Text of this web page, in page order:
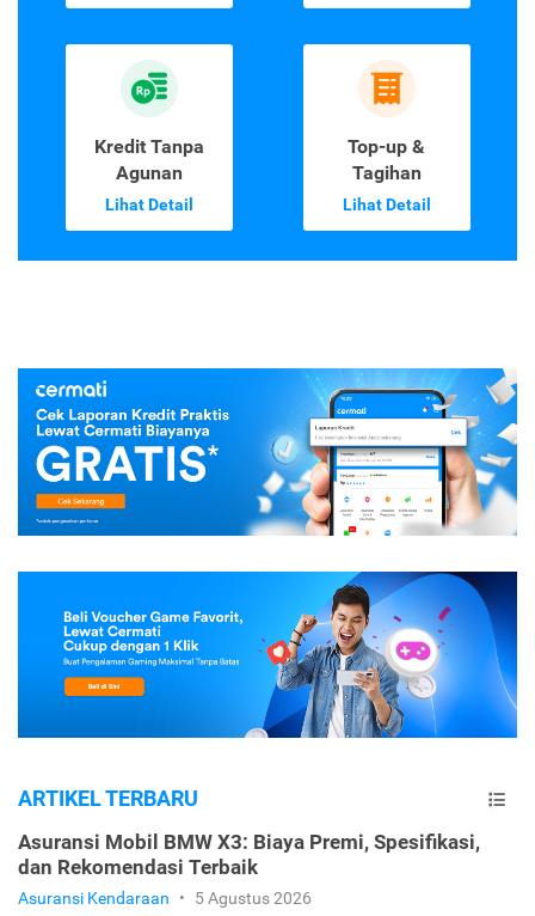
Kredit Tanpa
Agunan
Lihat Detail
Top-up &
Tagihan
Lihat Detail
ARTIKEL TERBARU
Asuransi Mobil BMW X3: Biaya Premi, Spesifikasi,
dan Rekomendasi Terbaik
Asuransi Kendaraan • 5 Agustus 2026